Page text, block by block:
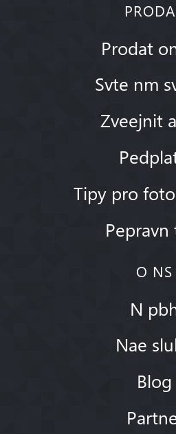
Prodat
Svte nm
Zveejnit
Tipy pro
O NS
N
Nae
Blog